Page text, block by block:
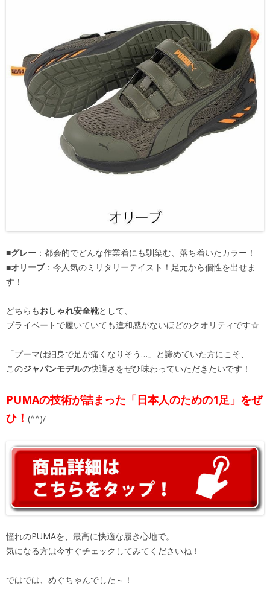
■グレー ：都会的でどんな作業着にも馴染む、落ち着いたカラー！
■オリーブ：今人気のミリタリーテイスト！足元から個性を出せま
す！
どちらもおしゃれ安全靴として、
プライベートで履いていても違和感がないほどのクオリティです☆
「プーマは細身で足が痛くなりそう…」と諦めていた方にこそ、
このジャパンモデルの快適さをぜひ味わっていただきたいです！
PUMAの技術が詰まった「日本人のための1足」をぜ
ひ！ (^^)/
憧れのPUMAを、最高に快適な履き心地で。
気になる方は今すぐチェックしてみてくださいね！
ではでは、めぐちゃんでした～！